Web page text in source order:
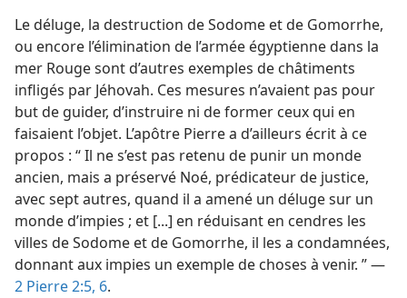
Le déluge, la destruction de Sodome et de Gomorrhe,
ou encore l’élimination de l’armée égyptienne dans la
mer Rouge sont d’autres exemples de châtiments
infligés par Jéhovah. Ces mesures n’avaient pas pour
but de guider, d’instruire ni de former ceux qui en
faisaient l’objet. L’apôtre Pierre a d’ailleurs écrit à ce
propos : “ Il ne s’est pas retenu de punir un monde
ancien, mais a préservé Noé, prédicateur de justice,
avec sept autres, quand il a amené un déluge sur un
monde d’impies ; et [...] en réduisant en cendres les
villes de Sodome et de Gomorrhe, il les a condamnées,
donnant aux impies un exemple de choses à venir. ” —
2 Pierre 2:5, 6.